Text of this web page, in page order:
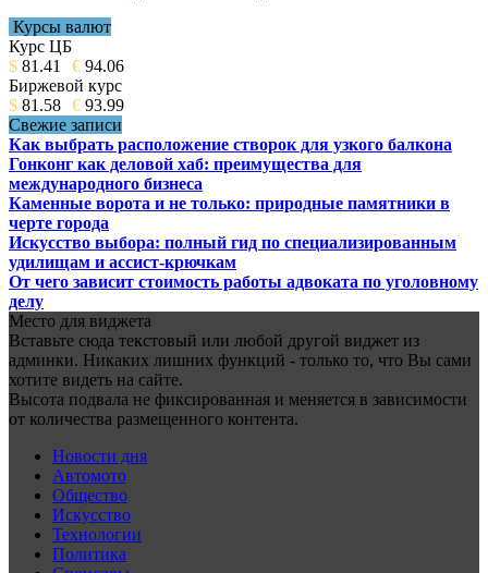
Курсы валют
Курс ЦБ
$ 81.41 € 94.06
Биржевой курс
$ 81.58 € 93.99
Свежие записи
Как выбрать расположение створок для узкого балкона
Гонконг как деловой хаб: преимущества для
международного бизнеса
Каменные ворота и не только: природные памятники в
черте города
Искусство выбора: полный гид по специализированным
удилищам и ассист-крючкам
От чего зависит стоимость работы адвоката по уголовному
делу
Место для виджета
Вставьте сюда текстовый или любой другой виджет из
админки. Никаких лишних функций - только то, что Вы сами
хотите видеть на сайте.
Высота подвала не фиксированная и меняется в зависимости
от количества размещенного контента.
Новости дня
Автомото
Общество
Искусство
Технологии
Политика